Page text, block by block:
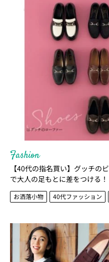
Fashion
【40代の指名買い】グッチの
で大人の足もとに差をつける！
お洒落小物 40代ファッション